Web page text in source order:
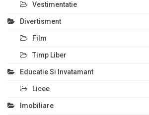
Vestimentatie
Divertisment
Film
Timp Liber
Educatie Si Invatamant
Licee
Imobiliare